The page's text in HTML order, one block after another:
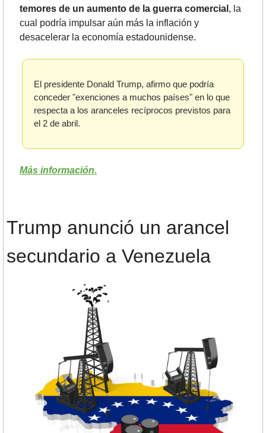
temores de un aumento de la guerra comercial , la
cual podría impulsar aún más la inflación y
desacelerar la economía estadounidense.
El presidente Donald Trump, afirmo que podría
conceder "exenciones a muchos países" en lo que
respecta a los aranceles recíprocos previstos para
el 2 de abril.
Más información.
Trump anunció un arancel
secundario a Venezuela